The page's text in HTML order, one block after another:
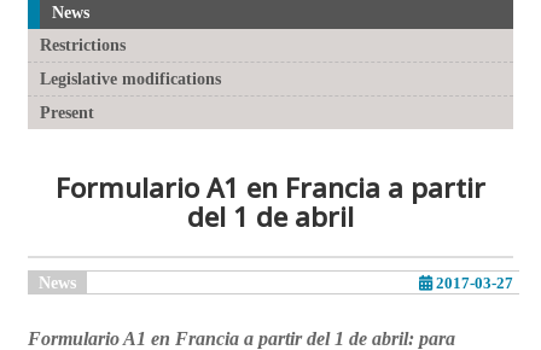
News
Restrictions
Legislative modifications
Present
Formulario A1 en Francia a partir
del 1 de abril
News 2017-03-27
Formulario A1 en Francia a partir del 1 de abril: para